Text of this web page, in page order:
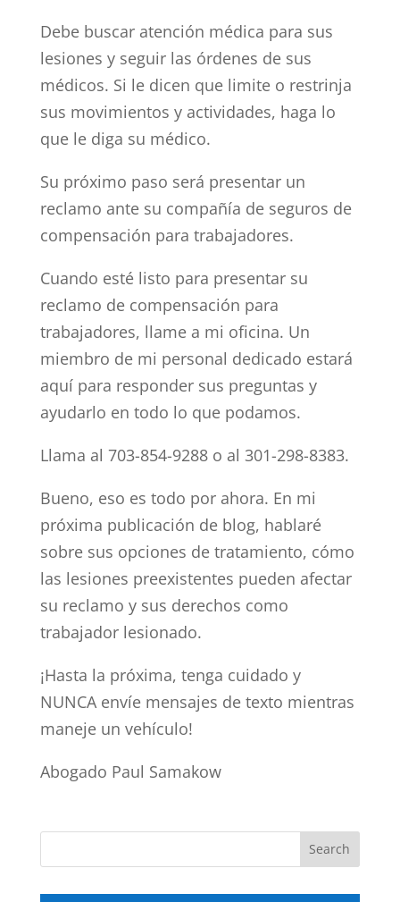
Debe buscar atención médica para sus
lesiones y seguir las órdenes de sus
médicos. Si le dicen que limite o restrinja
sus movimientos y actividades, haga lo
que le diga su médico.
Su próximo paso será presentar un
reclamo ante su compañía de seguros de
compensación para trabajadores.
Cuando esté listo para presentar su
reclamo de compensación para
trabajadores, llame a mi oficina. Un
miembro de mi personal dedicado estará
aquí para responder sus preguntas y
ayudarlo en todo lo que podamos.
Llama al 703-854-9288 o al 301-298-8383.
Bueno, eso es todo por ahora. En mi
próxima publicación de blog, hablaré
sobre sus opciones de tratamiento, cómo
las lesiones preexistentes pueden afectar
su reclamo y sus derechos como
trabajador lesionado.
¡Hasta la próxima, tenga cuidado y
NUNCA envíe mensajes de texto mientras
maneje un vehículo!
Abogado Paul Samakow